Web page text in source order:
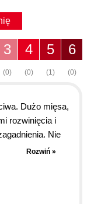
6
(0)
5
(1)
4
(0)
3
(0)
Dużo mięsa,
rozwinięcia i
Nie
dla osób, które
z Reactem lub
są dość
Rozwiń »